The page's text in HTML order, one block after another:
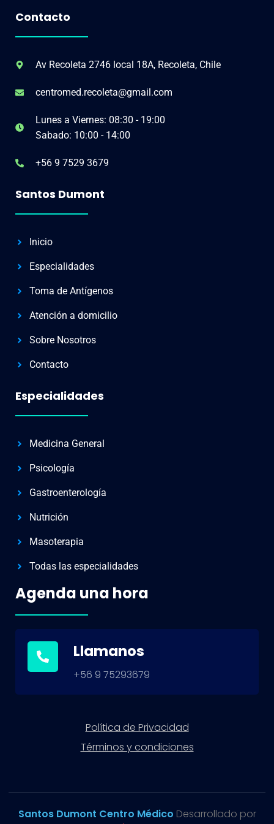
Contacto
Av Recoleta 2746 local 18A, Recoleta, Chile
centromed.recoleta@gmail.com
Lunes a Viernes: 08:30 - 19:00
Sabado: 10:00 - 14:00
+56 9 7529 3679
Santos Dumont
Inicio
Especialidades
Toma de Antígenos
Atención a domicilio
Sobre Nosotros
Contacto
Especialidades
Medicina General
Psicología
Gastroenterología
Nutrición
Masoterapia
Todas las especialidades
Agenda una hora
Llamanos
+56 9 75293679
Política de Privacidad
Términos y condiciones
Santos Dumont Centro Médico Desarrollado por